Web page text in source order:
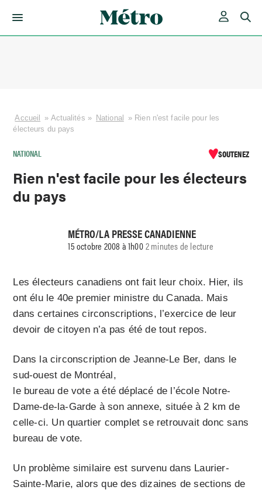
Accueil » Actualités » National » Rien n'est facile pour les
électeurs du pays
NATIONAL SOUTENEZ
Rien n'est facile pour les électeurs
du pays
MÉTRO/LA PRESSE CANADIENNE
15 octobre 2008 à 1h002 minutes de lecture
Les électeurs canadiens ont fait leur choix. Hier, ils
ont élu le 40e premier ministre du Canada. Mais
dans certaines circonscriptions, l’exercice de leur
devoir de citoyen n’a pas été de tout repos.
Dans la circonscription de Jeanne-Le Ber, dans le
sud-ouest de Montréal,
le bureau de vote a été déplacé de l’école Notre-
Dame-de-la-Garde à son annexe, située à 2 km de
celle-ci. Un quartier complet se retrouvait donc sans
bureau de vote.
Un problème similaire est survenu dans Laurier-
Sainte-Marie, alors que des dizaines de sections de